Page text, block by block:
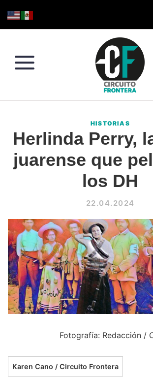
to
to
to
to
Conéctate
la
frontera
HISTORIAS
Herlinda Perry,
juarense que
los DH
22.04.2024
Fotografía: Redacción /
Karen Cano / Circuito Frontera